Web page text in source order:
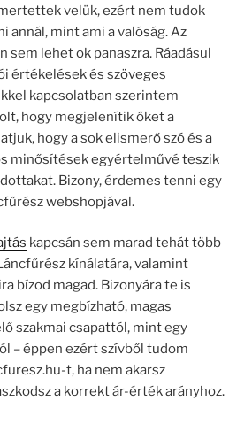
velük, ezért nem tudok
annál, mint ami a valóság. Az
sem lehet ok panaszra. Ráadásul
értékelések és szöveges
kapcsolatban szerintem
hogy megjelenítik őket a
hogy a sok elismerő szó és a
minősítések egyértelművé teszik
Bizony, érdemes tenni egy
webshopjával.
kapcsán sem marad tehát több
kínálatára, valamint
bízod magad. Bizonyára te is
egy megbízható, magas
szakmai csapattól, mint egy
– éppen ezért szívből tudom
t, ha nem akarsz
a korrekt ár-érték arányhoz.